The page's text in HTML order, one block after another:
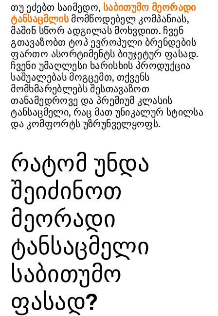
თუ ეძებთ საიმედო, საბითუმო მეორადი
ტანსაცმლისმომწოდებელ კომპანიას,
მაშინ სწორ ადგილას მოხვდით. ჩვენ
გთავაზობთ ტოპ ევროპული ბრენდების
ფართო ასორტიმენტს ბიუჯეტურ ფასად.
ჩვენი უმაღლესი ხარისხის პროდუქცია
საშუალებას მოგცემთ, თქვენს
მომხმარებლებს შესთავაზოთ
თანამედროვე და პრემიუმ კლასის
ტანსაცმელი, რაც მათ უნიკალურ სტილსა
და კომფორტს უზრუნველყოფს.
რატომ უნდა
შეიძინოთ
მეორადი
ტანსაცმელი
საბითუმო
ფასად?